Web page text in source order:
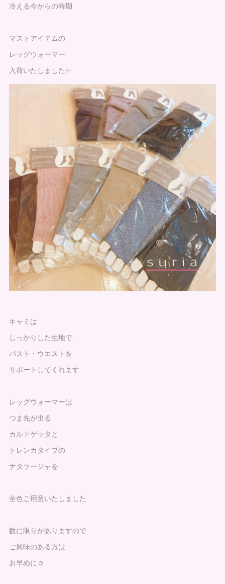
冷える今からの時期
マストアイテムの
レッグウォーマー
入荷いたしました✨
キャミは
しっかりした生地で
バスト・ウエストを
サポートしてくれます
レッグウォーマーは
つま先が出る
カルドゲッタと
トレンカタイプの
ナタラージャを
全色ご用意いたしました
数に限りがありますので
ご興味のある方は
お早めに☺️